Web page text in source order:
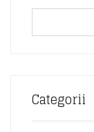
Categorii